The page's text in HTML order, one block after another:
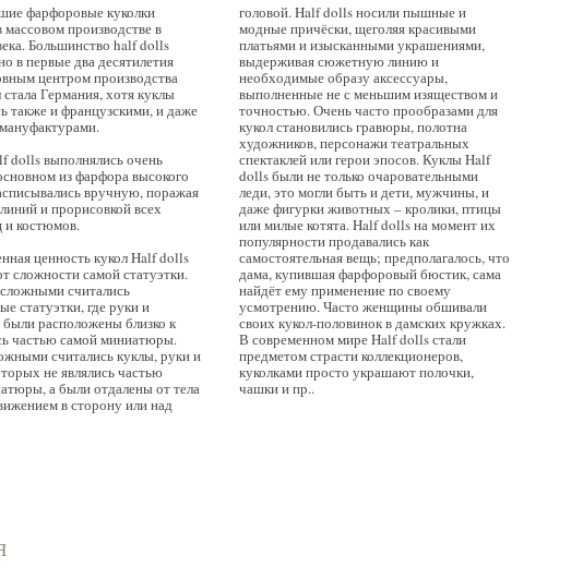
фарфоровые куколки
массовом производстве в
Большинство half dolls
в первые два десятилетия
центром производства
стала Германия, хотя куклы
также и французскими, и даже
dolls выполнялись очень
из фарфора высокого
вручную, поражая
и прорисовкой всех
и костюмов.
ценность кукол Half dolls
сложности самой статуэтки.
считались
статуэтки, где руки и
были расположены близко к
частью самой миниатюры.
считались куклы, руки и
не являлись частью
а были отдалены от тела
в сторону или над
головой. Half dolls носили пышные и
модные причёски, щеголяя красивыми
платьями и изысканными украшениями,
выдерживая сюжетную линию и
необходимые образу аксессуары,
выполненные не с меньшим изяществом и
точностью. Очень часто прообразами для
кукол становились гравюры, полотна
художников, персонажи театральных
спектаклей или герои эпосов. Куклы Half
dolls были не только очаровательными
леди, это могли быть и дети, мужчины, и
даже фигурки животных – кролики, птицы
или милые котята. Half dolls на момент их
популярности продавались как
вещь; предполагалось, что
фарфоровый бюстик, сама
по своему
Часто женщины обшивали
в дамских кружках.
мире Half dolls стали
страсти коллекционеров,
украшают полочки,
чашки и пр..